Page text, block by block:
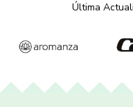
Última